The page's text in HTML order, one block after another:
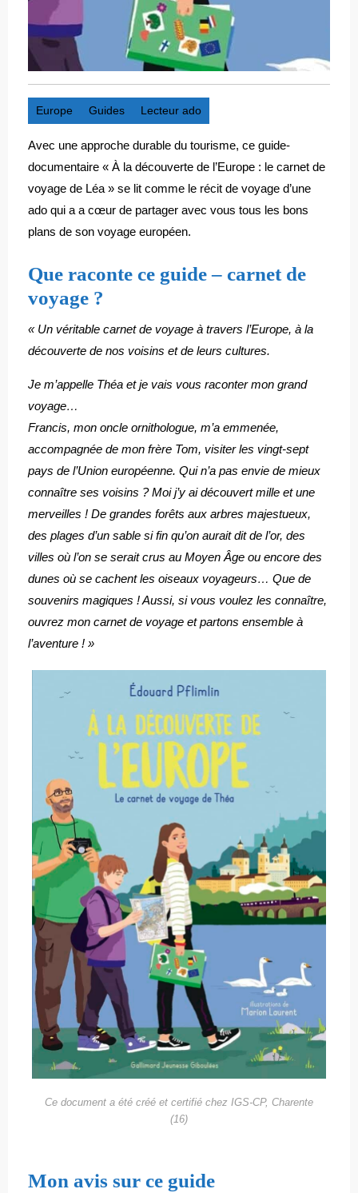
Europe Guides Lecteur ado
Avec une approche durable du tourisme, ce guide-
documentaire « À la découverte de l’Europe : le carnet de
voyage de Léa » se lit comme le récit de voyage d’une
ado qui a a cœur de partager avec vous tous les bons
plans de son voyage européen.
Que raconte ce guide – carnet de
voyage ?
« Un véritable carnet de voyage à travers l’Europe, à la
découverte de nos voisins et de leurs cultures.
Je m’appelle Théa et je vais vous raconter mon grand
voyage…
Francis, mon oncle ornithologue, m’a emmenée,
accompagnée de mon frère Tom, visiter les vingt-sept
pays de l’Union européenne. Qui n’a pas envie de mieux
connaître ses voisins ? Moi j’y ai découvert mille et une
merveilles ! De grandes forêts aux arbres majestueux,
des plages d’un sable si fin qu’on aurait dit de l’or, des
villes où l’on se serait crus au Moyen Âge ou encore des
dunes où se cachent les oiseaux voyageurs… Que de
souvenirs magiques ! Aussi, si vous voulez les connaître,
ouvrez mon carnet de voyage et partons ensemble à
l’aventure ! »
Ce document a été créé et certifié chez IGS-CP, Charente
(16)
Mon avis sur ce guide